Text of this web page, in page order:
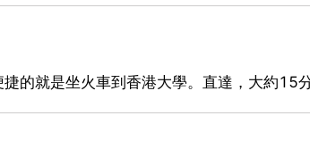
的就是坐火車到香港大學。直達，大約15